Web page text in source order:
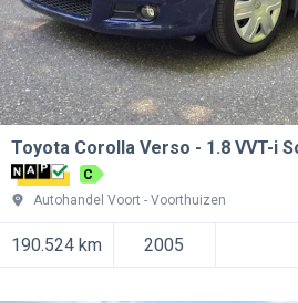
Toyota Corolla Verso 1.8 VVT-i
C
Autohandel Voort
Voorthuizen
190.524 km 2005